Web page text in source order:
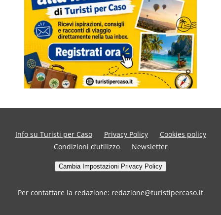
Info su Turisti per Caso Privacy Policy
Cookies policy
Condizioni d’utilizzo
Newsletter
Cambia Impostazioni Privacy Policy
Per contattare la redazione: redazione@turistipercaso.it